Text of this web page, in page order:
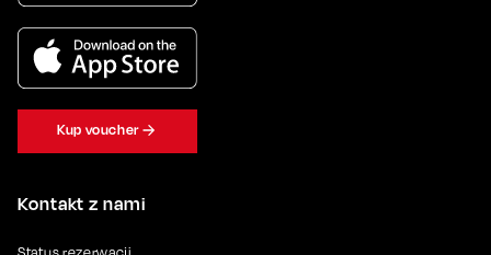
Kontakt z nami
Kup voucher